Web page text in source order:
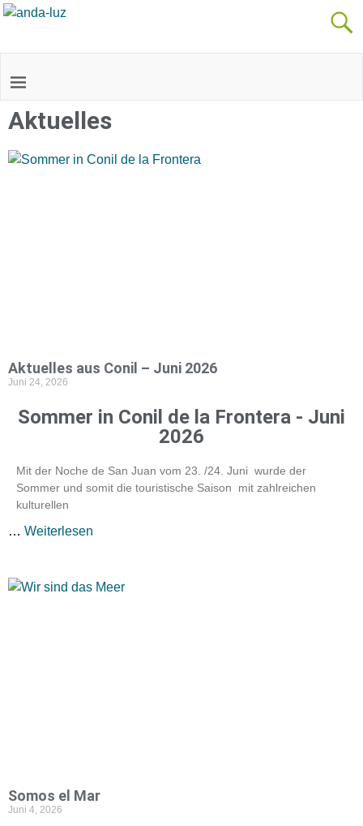
Aktuelles
Aktuelles aus Conil – Juni 2026
Juni 24, 2026
Sommer in Conil de la Frontera - Juni
2026
Mit der Noche de San Juan vom 23. /24. Juni wurde der
Sommer und somit die touristische Saison mit zahlreichen
kulturellen
… Weiterlesen
Somos el Mar
Juni 4, 2026